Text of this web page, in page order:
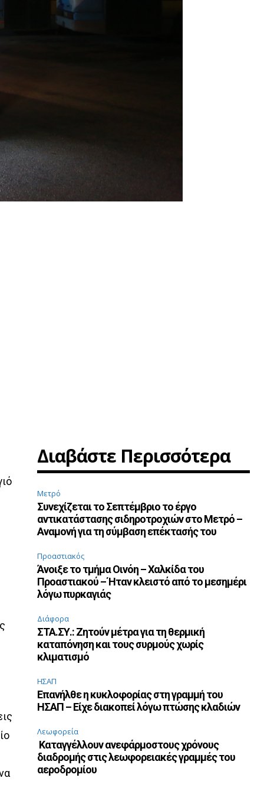
Διαβάστε Περισσότερα
Μετρό
Συνεχίζεται το Σεπτέμβριο το έργο
αντικατάστασης σιδηροτροχιών στο Μετρό –
Αναμονή για τη σύμβαση επέκτασής του
Προαστιακός
Άνοιξε το τμήμα Οινόη – Χαλκίδα του
Προαστιακού – Ήταν κλειστό από το μεσημέρι
λόγω πυρκαγιάς
Διάφορα
ΣΤΑ.ΣΥ.: Ζητούν μέτρα για τη θερμική
καταπόνηση και τους συρμούς χωρίς
κλιματισμό
ΗΣΑΠ
Επανήλθε η κυκλοφορίας στη γραμμή του
ΗΣΑΠ – Είχε διακοπεί λόγω πτώσης κλαδιών
Λεωφορεία
Καταγγέλλουν ανεφάρμοστους χρόνους
διαδρομής στις λεωφορειακές γραμμές του
αεροδρομίου